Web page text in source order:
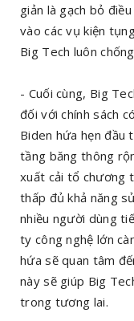
giản là gạch bỏ
vào các vụ kiện
Big Tech luôn
- Cuối cùng, Big
đối với chính sách
Biden hứa hẹn đầu
tầng băng thông
xuất cải tổ chương
thấp đủ khả năng
nhiều người dùng
ty công nghệ lớn
hứa sẽ quan tâm
này sẽ giúp Big
trong tương lai.